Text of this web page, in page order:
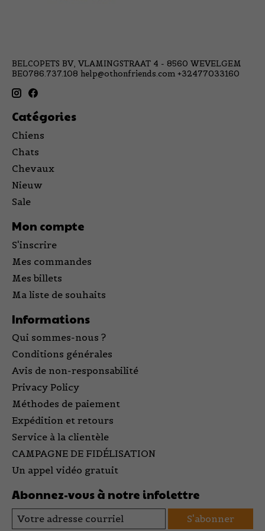
BELCOPETS BV, VLAMINGSTRAAT 4 - 8560 WEVELGEM
BE0786.737.108 help@othonfriends.com +32477033160
Catégories
Chiens
Chats
Chevaux
Nieuw
Sale
Mon compte
S'inscrire
Mes commandes
Mes billets
Ma liste de souhaits
Informations
Qui sommes-nous ?
Conditions générales
Avis de non-responsabilité
Privacy Policy
Méthodes de paiement
Expédition et retours
Service à la clientèle
CAMPAGNE DE FIDÉLISATION
Un appel vidéo gratuit
Abonnez-vous à notre infolettre
S'abonner